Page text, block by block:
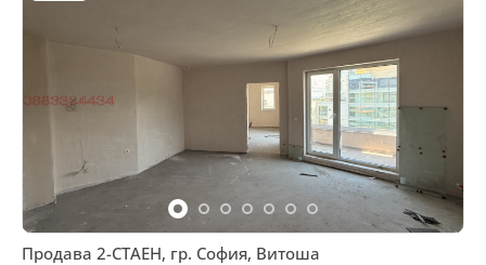
Продава 2-СТАЕН, гр. София, Витоша